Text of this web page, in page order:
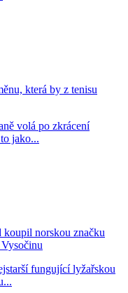
která by z tenisu
volá po zkrácení
jako...
koupil norskou značku
fungující lyžařskou